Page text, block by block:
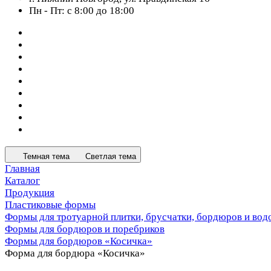
Пн - Пт: с 8:00 до 18:00
Темная тема Светлая тема
Главная
Каталог
Продукция
Пластиковые формы
Формы для тротуарной плитки, брусчатки, бордюров и
Формы для бордюров и поребриков
Формы для бордюров «Косичка»
Форма для бордюра «Косичка»